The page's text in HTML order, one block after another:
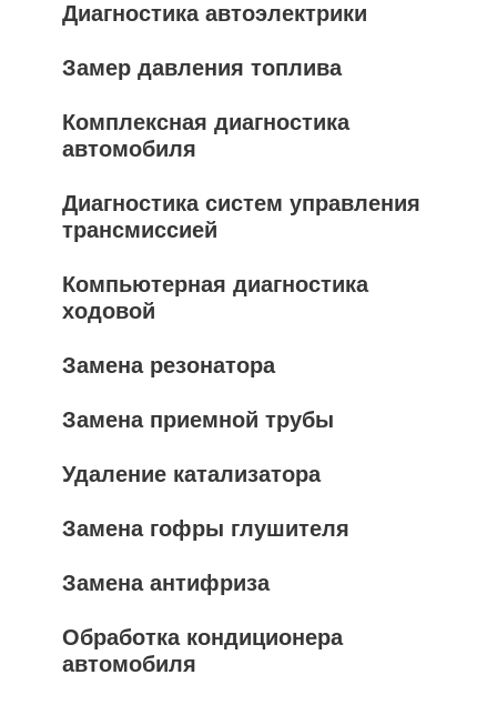
Диагностика автоэлектрики
Замер давления топлива
Комплексная диагностика
автомобиля
Диагностика систем управления
трансмиссией
Компьютерная диагностика
ходовой
Замена резонатора
Замена приемной трубы
Удаление катализатора
Замена гофры глушителя
Замена антифриза
Обработка кондиционера
автомобиля